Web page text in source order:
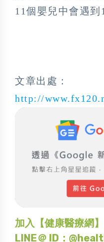
11個嬰兒中會遇到
文章出處：
http://
加入【健康醫療網
LINE＠ ID：